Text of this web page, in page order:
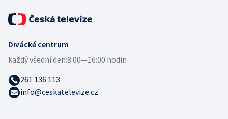
Divácké centrum
každý všední den:8:00—16:00 hodin
261 136 113
info@ceskatelevize.cz